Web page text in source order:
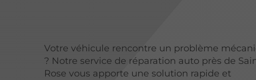
Votre véhicule rencontre un problème
? Notre service de réparation auto près de
Rose vous apporte une solution rapide et